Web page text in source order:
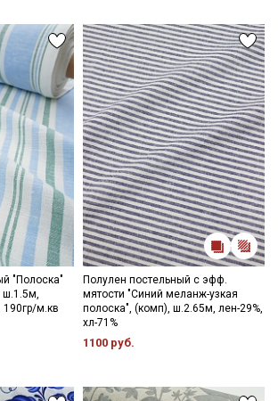
"Полоска"
ш.1.5м,
190гр/м.кв
Полулен постельный с эфф.
мятости "Синий меланж-узкая
полоска", (комп), ш.2.65м, лен-29%,
хл-71%
1100 руб.